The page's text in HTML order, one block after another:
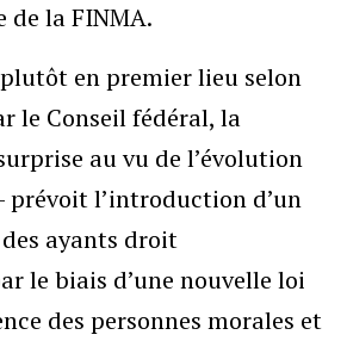
de la FINMA.
en premier lieu selon
le Conseil fédéral, la
au vu de l’évolution
l’introduction d’un
ayants droit
le biais d’une nouvelle loi
des personnes morales et